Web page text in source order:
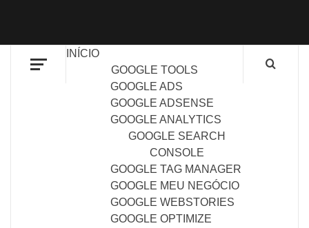
INÍCIO
GOOGLE TOOLS
GOOGLE ADS
GOOGLE ADSENSE
GOOGLE ANALYTICS
GOOGLE SEARCH
CONSOLE
GOOGLE TAG MANAGER
GOOGLE MEU NEGÓCIO
GOOGLE WEBSTORIES
GOOGLE OPTIMIZE